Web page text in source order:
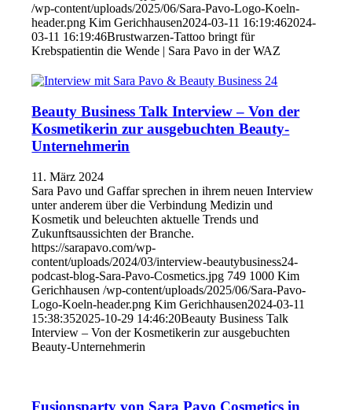
/wp-content/uploads/2025/06/Sara-Pavo-Logo-Koeln-
header.png Kim Gerichhausen2024-03-11 16:19:462024-
03-11 16:19:46Brustwarzen-Tattoo bringt für
Krebspatientin die Wende | Sara Pavo in der WAZ
Beauty Business Talk Interview – Von der
Kosmetikerin zur ausgebuchten Beauty-
Unternehmerin
11. März 2024
Sara Pavo und Gaffar sprechen in ihrem neuen Interview
unter anderem über die Verbindung Medizin und
Kosmetik und beleuchten aktuelle Trends und
Zukunftsaussichten der Branche.
https://sarapavo.com/wp-
content/uploads/2024/03/interview-beautybusiness24-
podcast-blog-Sara-Pavo-Cosmetics.jpg 749 1000 Kim
Gerichhausen /wp-content/uploads/2025/06/Sara-Pavo-
Logo-Koeln-header.png Kim Gerichhausen2024-03-11
15:38:352025-10-29 14:46:20Beauty Business Talk
Interview – Von der Kosmetikerin zur ausgebuchten
Beauty-Unternehmerin
Fusionsparty von Sara Pavo Cosmetics in